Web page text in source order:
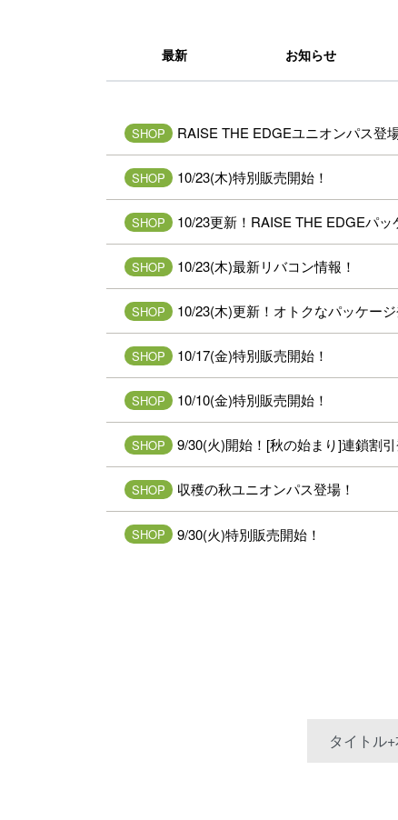
最新 お知らせ
SHOP RAISE THE EDGEユニオンパス登
SHOP 10/23(木)特別販売開始！
SHOP 10/23更新！RAISE THE EDGEパッ
SHOP 10/23(木)最新リバコン情報！
SHOP 10/23(木)更新！オトクなパッケージ
SHOP 10/17(金)特別販売開始！
SHOP 10/10(金)特別販売開始！
SHOP 9/30(火)開始！[秋の始まり]連鎖割引
SHOP 収穫の秋ユニオンパス登場！
SHOP 9/30(火)特別販売開始！